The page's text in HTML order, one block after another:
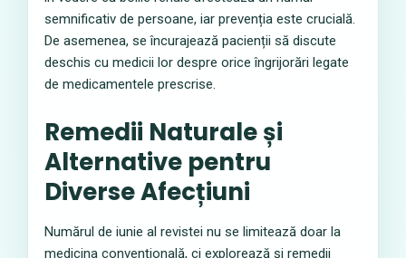
semnificativ de persoane, iar prevenția este crucială.
De asemenea, se încurajează pacienții să discute
deschis cu medicii lor despre orice îngrijorări legate
de medicamentele prescrise.
Remedii Naturale și
Alternative pentru
Diverse Afecțiuni
Numărul de iunie al revistei nu se limitează doar la
medicina convențională, ci explorează și remedii